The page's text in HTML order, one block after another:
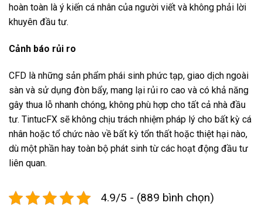
hoàn toàn là ý kiến cá nhân của người viết và không phải lời
khuyên đầu tư.
Cảnh báo rủi ro
CFD là những sản phẩm phái sinh phức tạp, giao dịch ngoài
sàn và sử dụng đòn bẩy, mang lại rủi ro cao và có khả năng
gây thua lỗ nhanh chóng, không phù hợp cho tất cả nhà đầu
tư. TintucFX sẽ không chịu trách nhiệm pháp lý cho bất kỳ cá
nhân hoặc tổ chức nào về bất kỳ tổn thất hoặc thiệt hại nào,
dù một phần hay toàn bộ phát sinh từ các hoạt động đầu tư
liên quan.
4.9/5 - (889 bình chọn)